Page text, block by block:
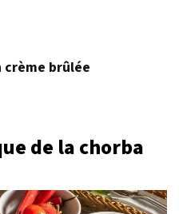
crème brûlée
de la chorba